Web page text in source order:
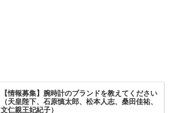
【情報募集】腕時計のブランドを教えてください
（天皇陛下、石原慎太郎、松本人志、桑田佳祐、
文仁親王妃紀子）